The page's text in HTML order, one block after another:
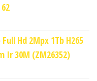
Hd 2Mpx 1Tb H265
Ir 30M (ZM26352)